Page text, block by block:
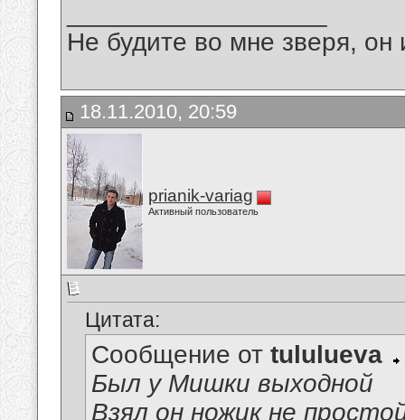
Не будите во мне зверя, он
18.11.2010, 20:59
prianik-variag
Активный пользователь
Цитата:
Сообщение от tululueva
Был у Мишки выходной
Взял он ножик не